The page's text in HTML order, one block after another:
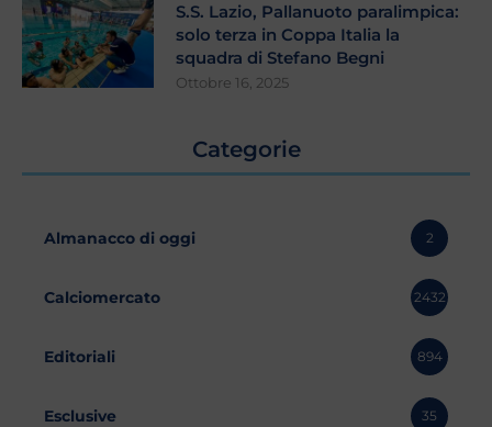
S.S. Lazio, Pallanuoto paralimpica:
solo terza in Coppa Italia la
squadra di Stefano Begni
Ottobre 16, 2025
Categorie
Almanacco di oggi 2
Calciomercato 2432
Editoriali 894
Esclusive 35